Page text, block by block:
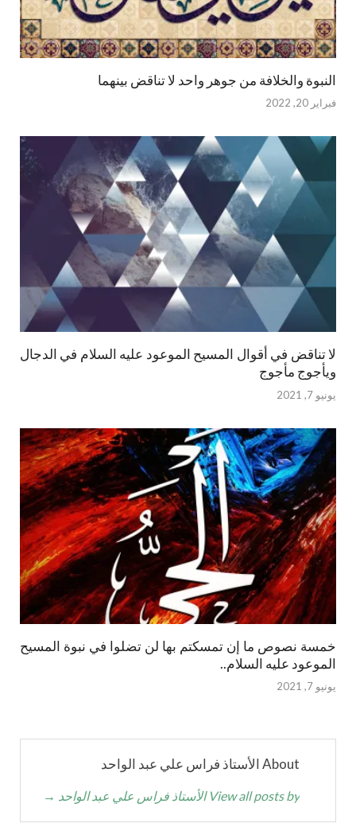
النبوة والخلافة من جوهر واحد لا تناقض بينهما
فبراير 20, 2022
لا تناقض في أقوال المسيح الموعود عليه السلام في الدجال
ويأجوج مأجوج
يونيو 7, 2021
خمسة نصوص ما إن تمسكتم بها لن تضلوا في نبوة المسيح
الموعود عليه السلام..
يونيو 7, 2021
About الأستاذ فراس علي عبد الواحد
View all posts by الأستاذ فراس علي عبد الواحد →